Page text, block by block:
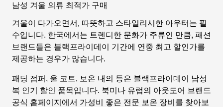
남성 겨울 의류 최적가 구매
겨울이 다가오면서, 따뜻하고 스타일리시한 아우터는 필
수입니다. 한국에서는 트렌디한 문화가 주류인 만큼, 패션
브랜드들은 블랙프라이데이 기간에 연중 최고 할인가를
제공하는 경우가 많습니다.
패딩 점퍼, 울 코트, 보온 내의 등은 블랙프라이데이 남성
복 인기 할인 품목입니다. 북미나 유럽의 아웃도어 브랜드
공식 홈페이지에서 가성비 좋은 전문 보온 장비를 찾아보